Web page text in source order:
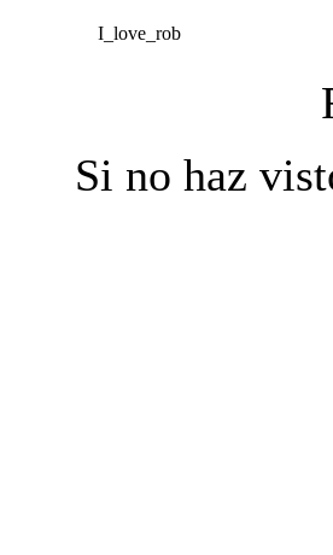
I_love_rob
Si no haz